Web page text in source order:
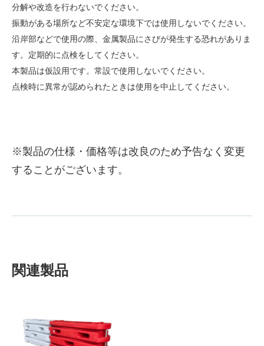
分解や改造を行わないでください。
振動がある場所など不安定な環境下では使用しないでください。
沿岸部などで使用の際、金属製品にさびが発生する恐れがありま
す。定期的に点検をしてください。
本製品は仮設用です。常設で使用しないでください。
点検時に異常が認められたときは使用を中止してください。
※製品の仕様・価格等は改良のため予告なく変更
することがございます。
関連製品